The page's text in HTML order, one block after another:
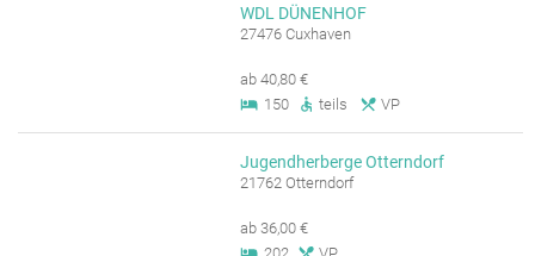
WDL DÜNENHOF
27476 Cuxhaven
ab 40,80 €
150
teils VP
Jugendherberge Otterndorf
21762 Otterndorf
ab 36,00 €
202
VP